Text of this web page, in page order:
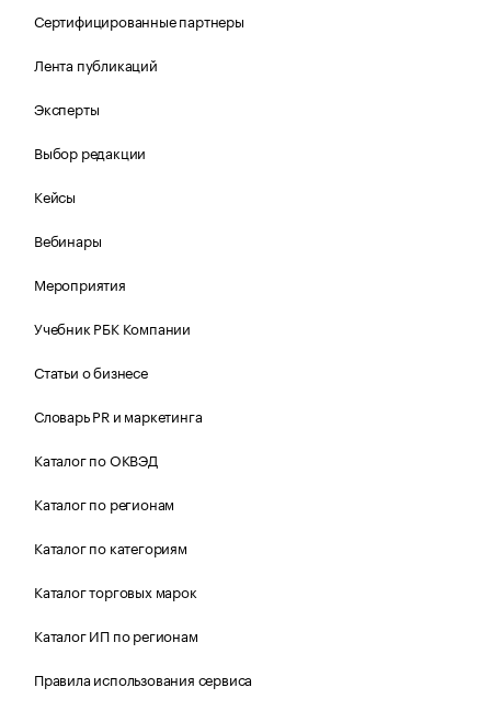
Сертифицированные партнеры
Лента публикаций
Эксперты
Выбор редакции
Кейсы
Вебинары
Мероприятия
Учебник РБК Компании
Статьи о бизнесе
Словарь PR и маркетинга
Каталог по ОКВЭД
Каталог по регионам
Каталог по категориям
Каталог торговых марок
Каталог ИП по регионам
Правила использования сервиса